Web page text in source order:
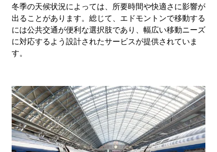
冬季の天候状況によっては、所要時間や快適さに影響が
出ることがあります。総じて、エドモントンで移動する
には公共交通が便利な選択肢であり、幅広い移動ニーズ
に対応するよう設計されたサービスが提供されていま
す。